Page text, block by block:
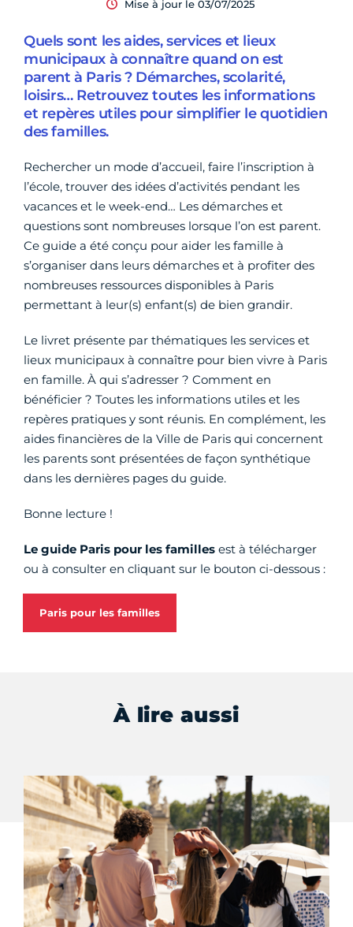
Mise à jour le 03/07/2025
Quels sont les aides, services et lieux
municipaux à connaître quand on est
parent à Paris ? Démarches, scolarité,
loisirs… Retrouvez toutes les informations
et repères utiles pour simplifier le quotidien
des familles.
Rechercher un mode d’accueil, faire l’inscription à
l’école, trouver des idées d’activités pendant les
vacances et le week-end… Les démarches et
questions sont nombreuses lorsque l’on est parent.
Ce guide a été conçu pour aider les famille à
s’organiser dans leurs démarches et à profiter des
nombreuses ressources disponibles à Paris
permettant à leur(s) enfant(s) de bien grandir.
Le livret présente par thématiques les services et
lieux municipaux à connaître pour bien vivre à Paris
en famille. À qui s’adresser ? Comment en
bénéficier ? Toutes les informations utiles et les
repères pratiques y sont réunis. En complément, les
aides financières de la Ville de Paris qui concernent
les parents sont présentées de façon synthétique
dans les dernières pages du guide.
Bonne lecture !
Le guide Paris pour les familles est à télécharger
ou à consulter en cliquant sur le bouton ci-dessous :
Paris pour les familles
À lire aussi